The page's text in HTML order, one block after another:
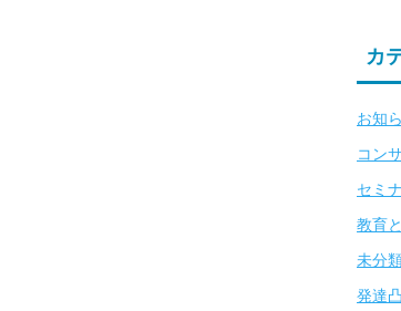
カ
お知
コン
セミ
教育
未分
発達